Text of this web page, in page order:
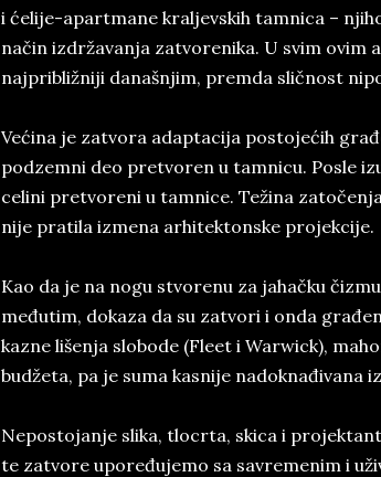
i ćelije-apartmane kraljevskih tamnica –
način izdržavanja zatvorenika. U svim
najpribližniji današnjim, premda sličnost
Većina je zatvora adaptacija postojećih
podzemni deo pretvoren u tamnicu. Posle
celini pretvoreni u tamnice. Težina
nije pratila izmena arhitektonske projekcije.
Kao da je na nogu stvorenu za jahačku
međutim, dokaza da su zatvori i onda
kazne lišenja slobode (Fleet i Warwick),
budžeta, pa je suma kasnije nadoknađivana
Nepostojanje slika, tlocrta, skica i
te zatvore upoređujemo sa savremenim i